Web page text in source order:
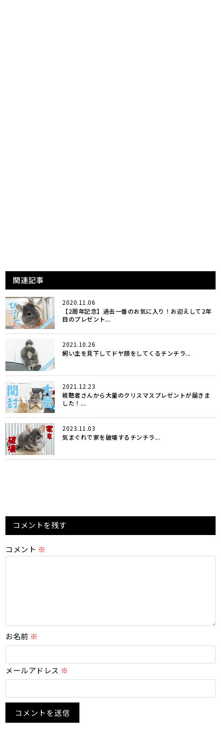
関連記事
2020.11.06
【2周年記念】過去一番のお気に入り！お迎えして2年
目のプレゼント...
2021.10.26
飼い主を見下してドヤ顔をしてくるチンチラ...
2021.12.23
視聴者さんから大量のクリスマスプレゼントが届きま
した！...
2023.11.03
気まぐれで家を破壊するチンチラ...
コメントを残す
コメント ※
お名前 ※
メールアドレス ※